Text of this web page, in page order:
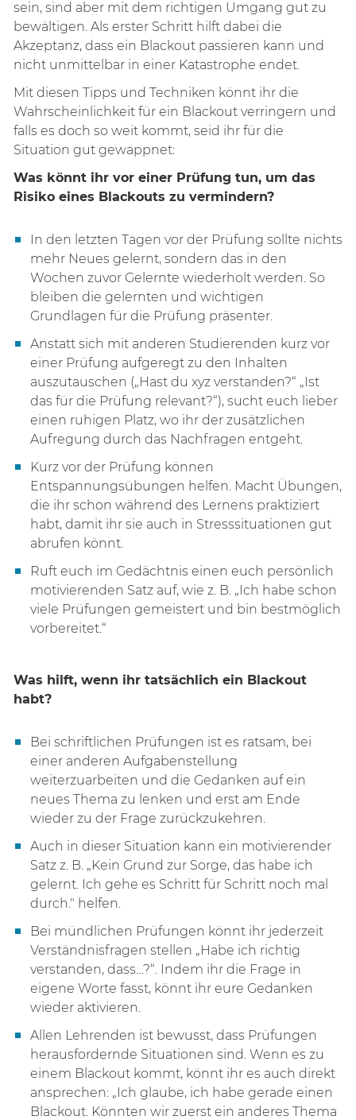
sein, sind aber mit dem richtigen Umgang gut zu
bewältigen. Als erster Schritt hilft dabei die
Akzeptanz, dass ein Blackout passieren kann und
nicht unmittelbar in einer Katastrophe endet.
Mit diesen Tipps und Techniken könnt ihr die
Wahrscheinlichkeit für ein Blackout verringern und
falls es doch so weit kommt, seid ihr für die
Situation gut gewappnet:
Was könnt ihr vor einer Prüfung tun, um das
Risiko eines Blackouts zu vermindern?
In den letzten Tagen vor der Prüfung sollte nichts
mehr Neues gelernt, sondern das in den
Wochen zuvor Gelernte wiederholt werden. So
bleiben die gelernten und wichtigen
Grundlagen für die Prüfung präsenter.
Anstatt sich mit anderen Studierenden kurz vor
einer Prüfung aufgeregt zu den Inhalten
auszutauschen („Hast du xyz verstanden?“ „Ist
das für die Prüfung relevant?“), sucht euch lieber
einen ruhigen Platz, wo ihr der zusätzlichen
Aufregung durch das Nachfragen entgeht.
Kurz vor der Prüfung können
Entspannungsübungen helfen. Macht Übungen,
die ihr schon während des Lernens praktiziert
habt, damit ihr sie auch in Stresssituationen gut
abrufen könnt.
Ruft euch im Gedächtnis einen euch persönlich
motivierenden Satz auf, wie z. B. „Ich habe schon
viele Prüfungen gemeistert und bin bestmöglich
vorbereitet.“
Was hilft, wenn ihr tatsächlich ein Blackout
habt?
Bei schriftlichen Prüfungen ist es ratsam, bei
einer anderen Aufgabenstellung
weiterzuarbeiten und die Gedanken auf ein
neues Thema zu lenken und erst am Ende
wieder zu der Frage zurückzukehren.
Auch in dieser Situation kann ein motivierender
Satz z. B. „Kein Grund zur Sorge, das habe ich
gelernt. Ich gehe es Schritt für Schritt noch mal
durch." helfen.
Bei mündlichen Prüfungen könnt ihr jederzeit
Verständnisfragen stellen „Habe ich richtig
verstanden, dass…?“. Indem ihr die Frage in
eigene Worte fasst, könnt ihr eure Gedanken
wieder aktivieren.
Allen Lehrenden ist bewusst, dass Prüfungen
herausfordernde Situationen sind. Wenn es zu
einem Blackout kommt, könnt ihr es auch direkt
ansprechen: „Ich glaube, ich habe gerade einen
Blackout. Könnten wir zuerst ein anderes Thema